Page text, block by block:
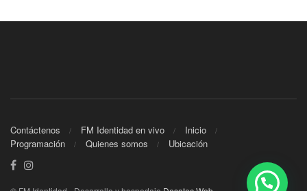
Contáctenos FM Identidad en vivo
Inicio
Programación
Quienes somos Ubicación